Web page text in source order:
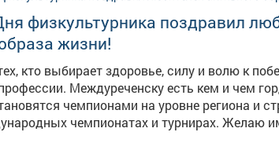
физкультурника поздравил
жизни!
кто выбирает здоровье, силу и волю к
кем и чем гордиться! Наши
чемпионами на уровне региона и
чемпионатах и турнирах. Желаю
ветеранов спорта, которые заложили